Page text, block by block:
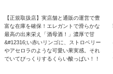
【正規取扱店】実店舗と通販の運営で豊
富な在庫を確保！エレガントで滑らかな
最高の出来栄え「酒母酒！」濃厚で甘
&#12316;い赤いリンゴに、ストロベリー
やアセロラのような可愛い果実感。それ
でいてびっくりするくらい酸っぱい！！